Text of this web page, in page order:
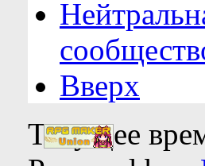
Вверх
Текущее